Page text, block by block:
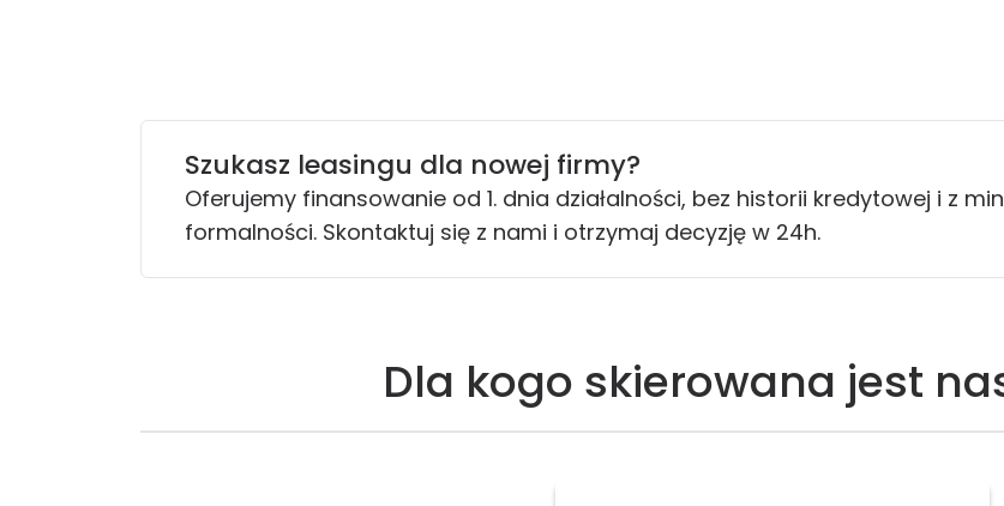
Szukasz leasingu dla nowej firmy?
Oferujemy finansowanie od 1. dnia działalności, bez historii kredytowej i z
formalności. Skontaktuj się z nami i otrzymaj decyzję w 24h.
Dla kogo skierowana jest